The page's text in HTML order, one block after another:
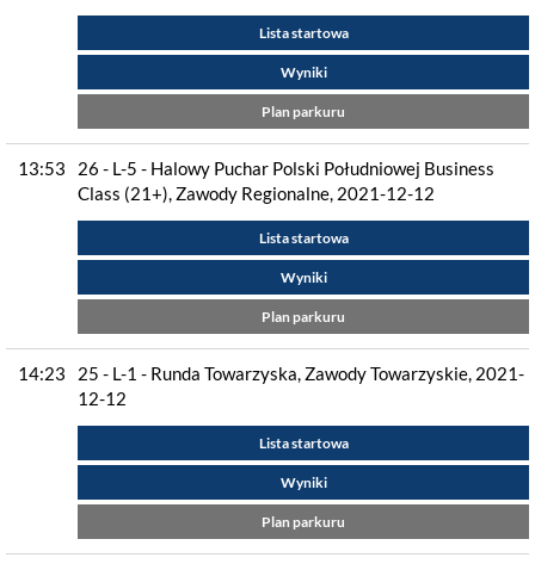
Lista startowa
Wyniki
Plan parkuru
13:53
26 - L-5 - Halowy Puchar Polski Południowej Business
Class (21+), Zawody Regionalne, 2021-12-12
Lista startowa
Wyniki
Plan parkuru
14:23
25 - L-1 - Runda Towarzyska, Zawody Towarzyskie, 2021-
12-12
Lista startowa
Wyniki
Plan parkuru